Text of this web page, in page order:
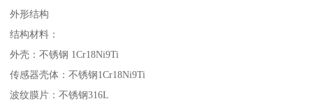
外形结构
结构材料：
外壳：不锈钢 1Cr18Ni9Ti
传感器壳体：不锈钢1Cr18Ni9Ti
波纹膜片：不锈钢316L